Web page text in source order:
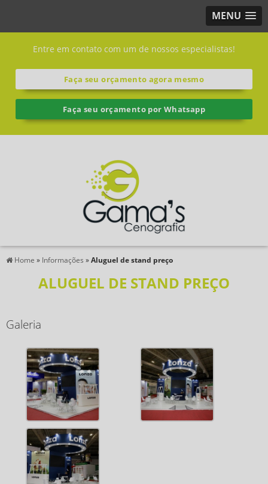
MENU
Entre em contato com um de nossos especialistas!
Faça seu orçamento agora mesmo
Faça seu orçamento por Whatsapp
Home » Informações »Aluguel de stand preço
ALUGUEL DE STAND PREÇO
Galeria